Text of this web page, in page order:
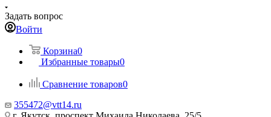
Задать вопрос
Войти
Корзина0
Избранные товары0
Сравнение товаров0
355472@vtt14.ru